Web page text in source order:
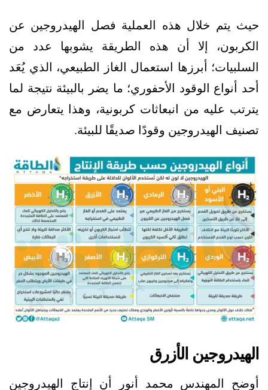
حيث يتم خلال هذه العملية فصل الهيدروجين عن
الكربون، إلا أن هذه الطريقة يشوبها عدد من
السلبيات؛ أبرزها استعمال الغاز الطبيعي، الذي يُعَد
أحد أنواع الوقود الأحفوري؛ ما يضر بالبيئة نتيجة لما
يترتب عليه من انبعاثات كربونية، وهذا يتعارض مع
تصنيف الهيدروجين وقودًا صديقًا للبيئة.
الهيدروجين الأزرق
أوضح المهندس محمد أنور أن إنتاج الهيدروجين